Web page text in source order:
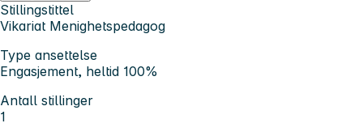
Stillingstittel
Vikariat Menighetspedagog
Type ansettelse
Engasjement, heltid 100%
Antall stillinger
1